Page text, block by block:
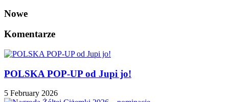
Nowe
Komentarze
POLSKA POP-UP od Jupi jo!
5 February 2026